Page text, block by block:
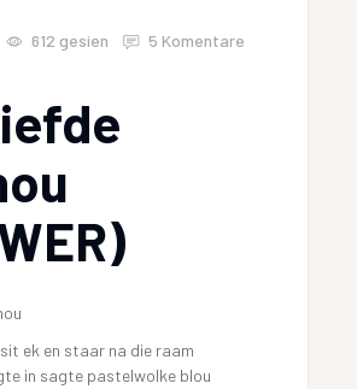
612 gesien
5 Komentare
ek en staar na die raam
in sagte pastelwolke blou